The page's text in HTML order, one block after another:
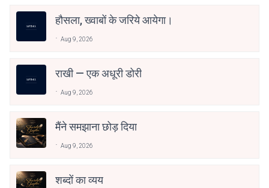
हौसला, ख्वाबों के जरिये आयेगा।
Aug 9, 2026
राखी — एक अधूरी डोरी
Aug 9, 2026
मैंने समझाना छोड़ दिया
Aug 9, 2026
शब्दों का व्यय